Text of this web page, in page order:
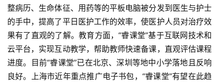
整病历、生命体征、用药等的平板电脑被分发到医生与护士
的手中，提高了平日医护工作的效率，使医护人员对治疗效
果有了直观的了解。教育方面，“睿课堂”基于互联网技术和
云平台，实现互动教学，帮助教师快速备课，直观评估课程
进度。目前“睿课堂”已在北京、深圳等地中小学落地且反响
良好。上海市近年重点推广电子书包，“睿课堂”有望在此趋